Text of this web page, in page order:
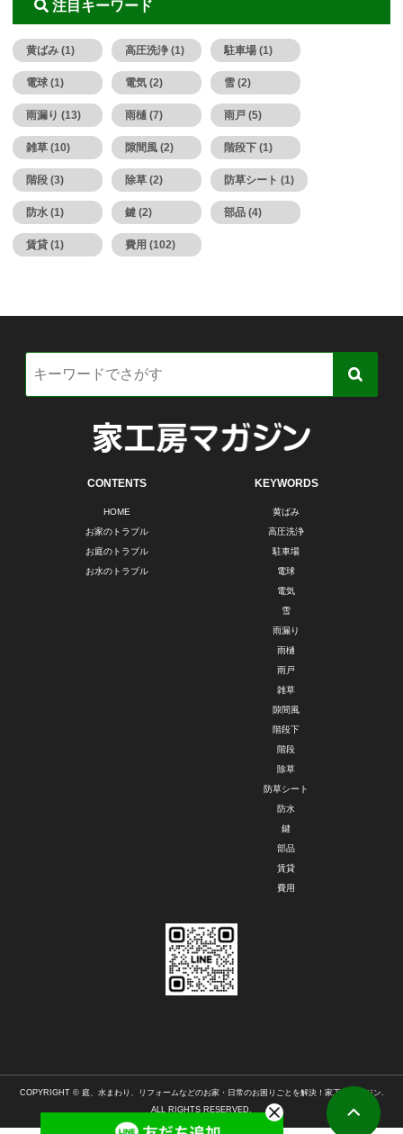
注目キーワード
黄ばみ (1) 高圧洗浄 (1) 駐車場 (1)
電球 (1) 電気 (2) 雪 (2)
雨漏り (13) 雨樋 (7) 雨戸 (5)
雑草 (10) 隙間風 (2) 階段下 (1)
階段 (3) 除草 (2) 防草シート (1)
防水 (1) 鍵 (2) 部品 (4)
賃貸 (1) 費用 (102)
CONTENTS
HOME
お家のトラブル
お庭のトラブル
お水のトラブル
KEYWORDS
黄ばみ
高圧洗浄
駐車場
電球
電気
雪
雨漏り
雨樋
雨戸
雑草
隙間風
階段下
階段
除草
防草シート
防水
鍵
部品
賃貸
費用
COPYRIGHT © 庭、水まわり、リフォームなどのお家・日常のお困りごとを解決！家工房マガジン.
ALL RIGHTS RESERVED.